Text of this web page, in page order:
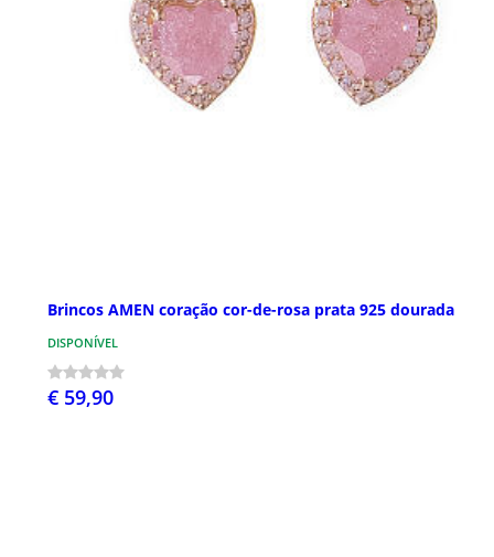
Brincos AMEN coração cor-de-rosa prata 925 dourada
DISPONÍVEL
€ 59,90